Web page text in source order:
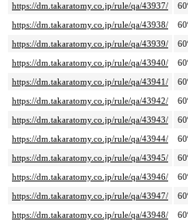
https://dm.takaratomy.co.jp/rule/qa/43937/
https://dm.takaratomy.co.jp/rule/qa/43938/
https://dm.takaratomy.co.jp/rule/qa/43939/
https://dm.takaratomy.co.jp/rule/qa/43940/
https://dm.takaratomy.co.jp/rule/qa/43941/
https://dm.takaratomy.co.jp/rule/qa/43942/
https://dm.takaratomy.co.jp/rule/qa/43943/
https://dm.takaratomy.co.jp/rule/qa/43944/
https://dm.takaratomy.co.jp/rule/qa/43945/
https://dm.takaratomy.co.jp/rule/qa/43946/
https://dm.takaratomy.co.jp/rule/qa/43947/
https://dm.takaratomy.co.jp/rule/qa/43948/